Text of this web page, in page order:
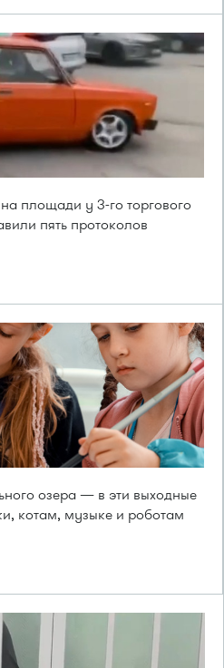
площади у 3-го торгового
пять протоколов
озера — в эти выходные
котам, музыке и роботам